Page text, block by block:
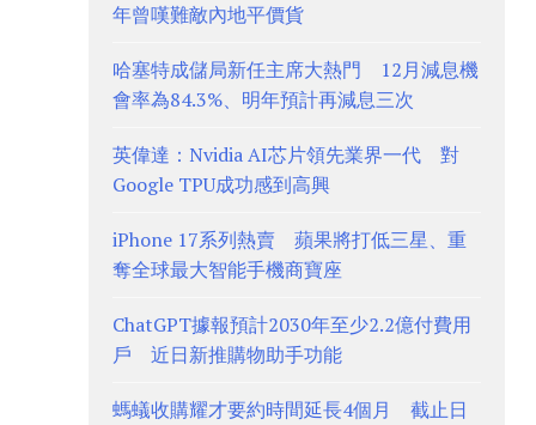
年曾嘆難敵內地平價貨
哈塞特成儲局新任主席大熱門 12月減息機
會率為84.3%、明年預計再減息三次
英偉達：Nvidia AI芯片領先業界一代 對
Google TPU成功感到高興
iPhone 17系列熱賣 蘋果將打低三星、重
奪全球最大智能手機商寶座
ChatGPT據報預計2030年至少2.2億付費用
戶 近日新推購物助手功能
螞蟻收購耀才要約時間延長4個月 截止日